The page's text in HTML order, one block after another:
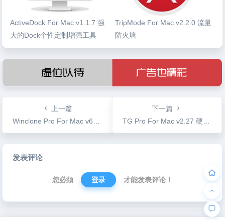
ActiveDock For Mac v1.1.7 强
大的Dock个性定制增强工具
TripMode For Mac v2.2.0 流量
防火墙
上一篇
Winclone Pro For Mac v6.1.7 系统分区克隆备份恢复工具
下一篇
TG Pro For Mac v2.27 硬件温度实时查看工具
发表评论
您必须 登录 才能发表评论！